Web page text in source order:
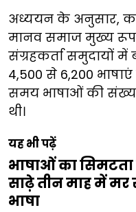
अध्ययन के अनुसार,
मानव समाज मुख्य रूप
संग्रहकर्ता समुदायों में
4,500 से 6,200 भाषाएं
समय भाषाओं की
थी।
यह भी पढ़ें
भाषाओं का सिमटता
साढ़े तीन माह में मर
भाषा